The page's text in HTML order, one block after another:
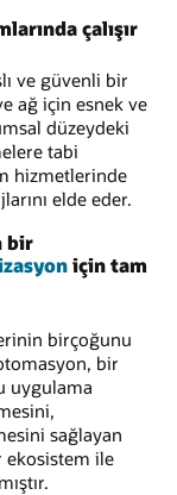
çalışır
ve güvenli bir
ağ için esnek ve
düzeydeki
tabi
hizmetlerinde
elde eder.
bir
için tam
birçoğunu
bir
uygulama
sağlayan
ekosistem ile